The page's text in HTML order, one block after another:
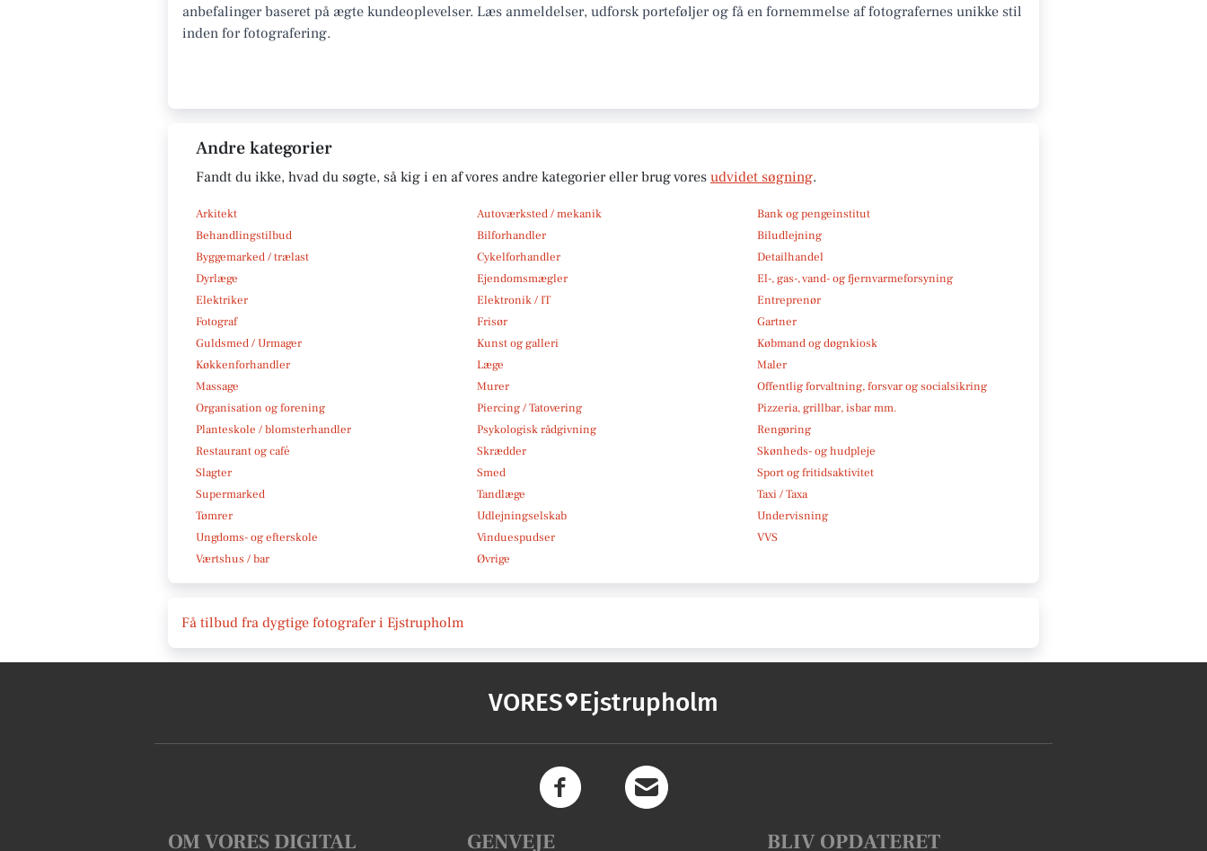
anbefalinger baseret på ægte kundeoplevelser. Læs anmeldelser, udforsk porteføljer og få en fornemmelse af fotografernes unikke stil
inden for fotografering.
Andre kategorier
Fandt du ikke, hvad du søgte, så kig i en af vores andre kategorier eller brug vores udvidet søgning.
Arkitekt Autoværksted / mekanik
Bank og pengeinstitut
Behandlingstilbud
Bilforhandler
Biludlejning
Byggemarked / trælast
Cykelforhandler
Detailhandel
Dyrlæge
Ejendomsmægler
El-, gas-, vand- og fjernvarmeforsyning
Elektriker
Elektronik / IT
Entreprenør
Fotograf
Frisør
Gartner
Guldsmed / Urmager
Kunst og galleri
Købmand og døgnkiosk
Køkkenforhandler
Læge
Maler
Massage
Murer
Offentlig forvaltning, forsvar og socialsikring
Organisation og forening
Piercing / Tatovering
Pizzeria, grillbar, isbar mm.
Planteskole / blomsterhandler
Psykologisk rådgivning
Rengøring
Restaurant og café
Skrædder
Skønheds- og hudpleje
Slagter
Smed
Sport og fritidsaktivitet
Supermarked
Tandlæge
Taxi / Taxa
Tømrer
Udlejningselskab
Undervisning
Ungdoms- og efterskole
Vinduespudser
VVS
Værtshus / bar
Øvrige
Få tilbud fra dygtige fotografer i Ejstrupholm
VORES Ejstrupholm
OM VORES DIGITAL GENVEJE BLIV OPDATERET